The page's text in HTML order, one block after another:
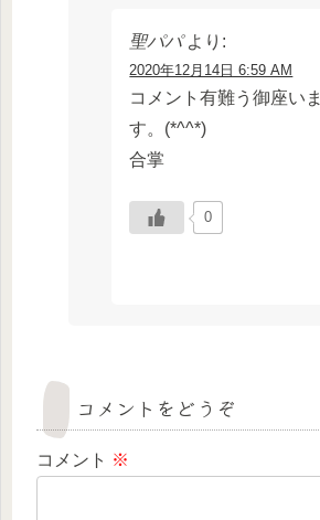
聖パパ より:
2020年12月14日 6:59 AM
コメント有難う御座いま
す。(*^^*)
合掌
0
コメントをどうぞ
コメント ※